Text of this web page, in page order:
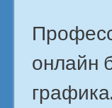
онлайн
графика.